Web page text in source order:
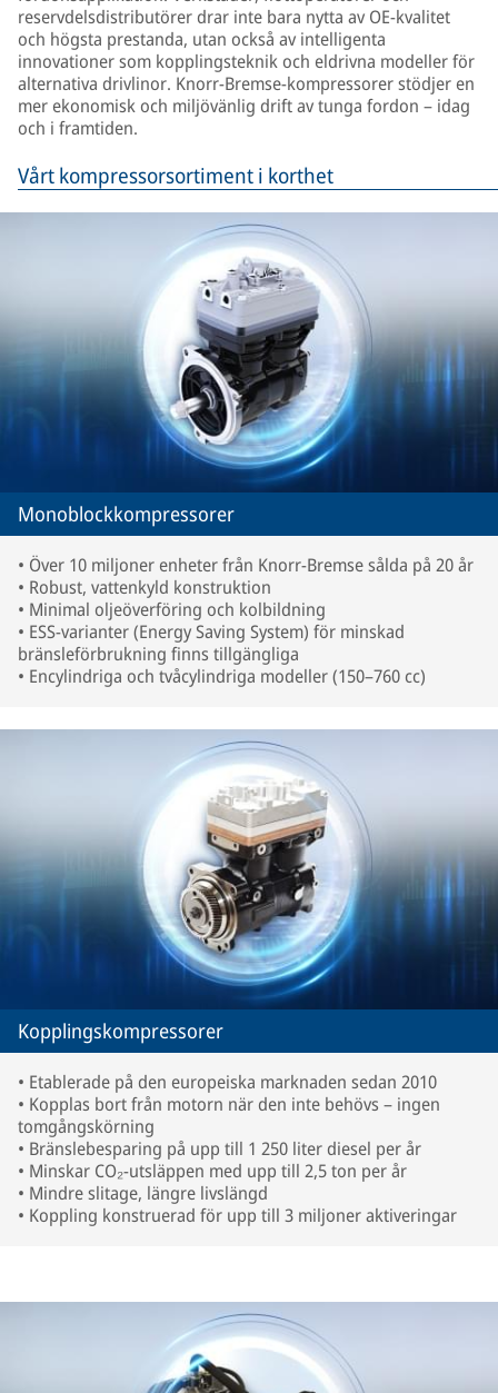
reservdelsdistributörer drar inte bara nytta av OE-kvalitet
och högsta prestanda, utan också av intelligenta
innovationer som kopplingsteknik och eldrivna modeller för
alternativa drivlinor. Knorr-Bremse-kompressorer stödjer en
mer ekonomisk och miljövänlig drift av tunga fordon – idag
och i framtiden.
Vårt kompressorsortiment i korthet
Monoblockkompressorer
• Över 10 miljoner enheter från Knorr-Bremse sålda på 20 år
• Robust, vattenkyld konstruktion
• Minimal oljeöverföring och kolbildning
• ESS-varianter (Energy Saving System) för minskad
bränsleförbrukning finns tillgängliga
• Encylindriga och tvåcylindriga modeller (150–760 cc)
Kopplingskompressorer
• Etablerade på den europeiska marknaden sedan 2010
• Kopplas bort från motorn när den inte behövs – ingen
tomgångskörning
• Bränslebesparing på upp till 1 250 liter diesel per år
• Minskar CO₂-utsläppen med upp till 2,5 ton per år
• Mindre slitage, längre livslängd
• Koppling konstruerad för upp till 3 miljoner aktiveringar